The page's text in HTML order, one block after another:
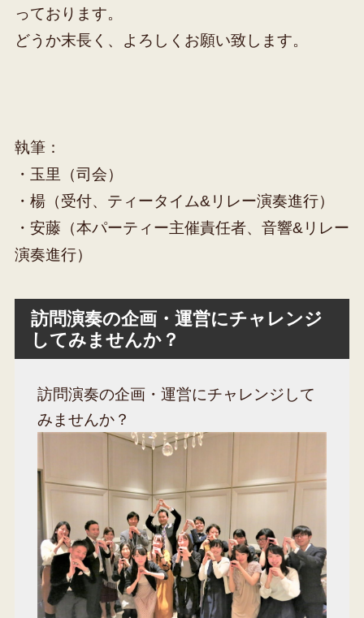
っております。
どうか末長く、よろしくお願い致します。
執筆：
・玉里（司会）
・楊（受付、ティータイム&リレー演奏進行）
・安藤（本パーティー主催責任者、音響&リレー
演奏進行）
訪問演奏の企画・運営にチャレンジ
してみませんか？
訪問演奏の企画・運営にチャレンジして
みませんか？